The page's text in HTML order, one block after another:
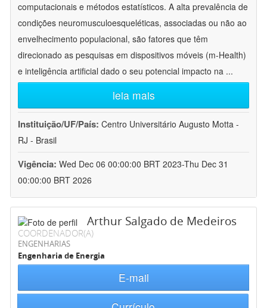
computacionais e métodos estatísticos. A alta prevalência de
condições neuromusculoesqueléticas, associadas ou não ao
envelhecimento populacional, são fatores que têm
direcionado as pesquisas em dispositivos móveis (m-Health)
e inteligência artificial dado o seu potencial impacto na ...
leia mais
Instituição/UF/País: Centro Universitário Augusto Motta -
RJ - Brasil
Vigência: Wed Dec 06 00:00:00 BRT 2023-Thu Dec 31
00:00:00 BRT 2026
Arthur Salgado de Medeiros
COORDENADOR(A)
ENGENHARIAS
Engenharia de Energia
E-mail